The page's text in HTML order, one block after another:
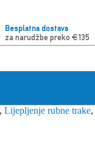
Besplatna dostava
za narudžbe preko €135
, Lijepljenje rubne trake,